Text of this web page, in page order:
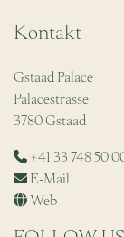
Kontakt
Gstaad Palace
Palacestrasse
3780 Gstaad
+41 33 748 50
E-Mail
Web